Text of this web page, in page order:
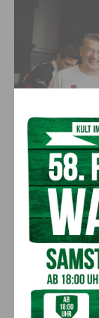
Licht ins Dunkel